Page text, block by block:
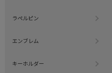
ラペルピン
エンブレム
キーホルダー